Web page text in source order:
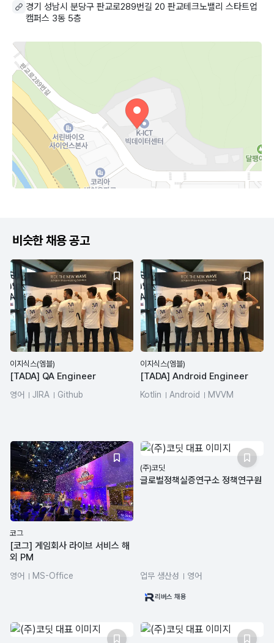
경기 성남시 분당구 판교로289번길 20 판교테크노밸리 스타트업
캠퍼스 3동 5층
비슷한 채용 공고
이지식스(엠블)
[TADA] QA Engineer
영어 JIRA Github
이지식스(엠블)
[TADA] Android Engineer
Kotlin Android
MVVM
코그
[코그] 게임회사 라이브 서비스 해
외 PM
영어 MS-Office
(주)코딧
글로벌정책실증연구소 정책연구원
업무 생산성 영어
리버스 채용